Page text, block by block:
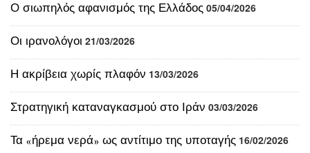
Ο σιωπηλός αφανισμός της Ελλάδος 05/04/2026
Οι ιρανολόγοι 21/03/2026
Η ακρίβεια χωρίς πλαφόν 13/03/2026
Στρατηγική καταναγκασμού στο Ιράν 03/03/2026
Τα «ήρεμα νερά» ως αντίτιμο της υποταγής 16/02/2026